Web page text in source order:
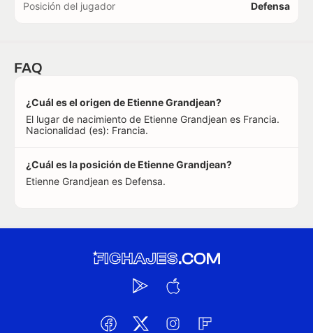
Posición del jugador Defensa
FAQ
¿Cuál es el origen de Etienne Grandjean?
El lugar de nacimiento de Etienne Grandjean es Francia.
Nacionalidad (es): Francia.
¿Cuál es la posición de Etienne Grandjean?
Etienne Grandjean es Defensa.